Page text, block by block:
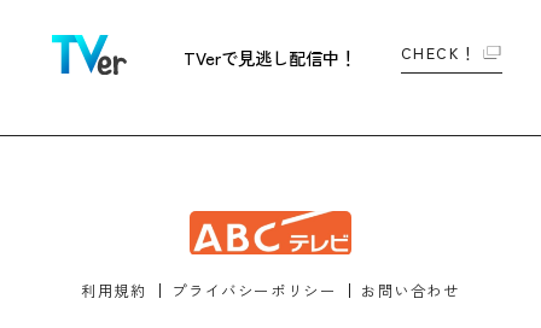
TVerで見逃し配信中！ CHECK！
利用規約 プライバシーポリシー お問い合わせ